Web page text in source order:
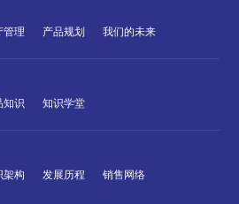
管理 产品规划 我们的未来
知识 知识学堂
架构 发展历程
销售网络